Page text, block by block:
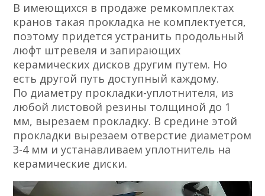
В имеющихся в продаже ремкомплектах
кранов такая прокладка не комплектуется,
поэтому придется устранить продольный
люфт штревеля и запирающих
керамических дисков другим путем. Но
есть другой путь доступный каждому.
По диаметру прокладки-уплотнителя, из
любой листовой резины толщиной до 1
мм, вырезаем прокладку. В средине этой
прокладки вырезаем отверстие диаметром
3-4 мм и устанавливаем уплотнитель на
керамические диски.